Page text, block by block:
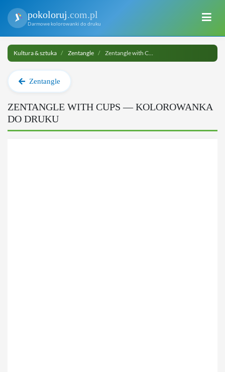
pokoloruj.com.pl
Darmowe kolorowanki do druku
Kultura & sztuka Zentangle Zentangle with Cups do druku
Zentangle
ZENTANGLE WITH CUPS — KOLOROWANKA
DO DRUKU